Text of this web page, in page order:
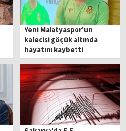
Yeni Malatyaspor'un
kalecisi göçük altında
hayatını kaybetti